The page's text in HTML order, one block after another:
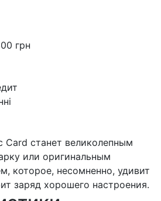
грн
станет великолепным
или оригинальным
которое, несомненно, удивит
заряд хорошего настроения.